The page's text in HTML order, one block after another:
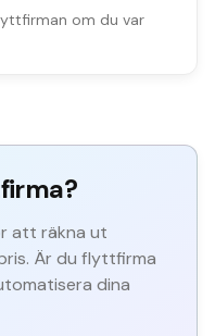
om du var
att räkna ut
Är du flyttfirma
dina